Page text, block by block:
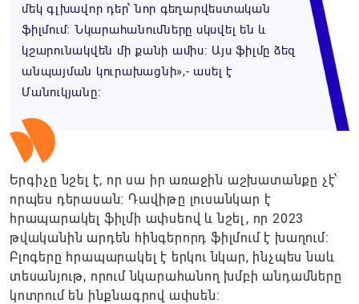
մեկ գլխավոր դեր՝ նոր գեղարվեստական
ֆիլմում: Նկարահանումները սկսվել են և
կշարունակվեն մի քանի ամիս։ Այս ֆիլմը ձեզ
անպայման կուրախացնի»,- ասել է
Մանուկյանը։
Երգիչը նշել է, որ սա իր առաջին աշխատանքը չէ՝
որպես դերասան։ Դավիթը լուսանկար է
հրապարակել ֆիլմի ափսեով և նշել, որ 2023
թվականին արդեն հինգերորդ ֆիլմում է խաղում։
Բլոգերը հրապարակել է երկու նկար, ինչպես նաև
տեսանյութ, որում նկարահանող խմբի անդամները
կոտրում են ինքնագրով ափսեն։